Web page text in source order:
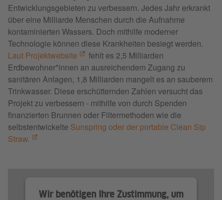
Entwicklungsgebieten zu verbessern. Jedes Jahr erkrankt
über eine Milliarde Menschen durch die Aufnahme
kontaminierten Wassers. Doch mithilfe moderner
Technologie können diese Krankheiten besiegt werden.
Laut Projektwebsite
fehlt es 2,5 Milliarden
Erdbewohner*innen an ausreichendem Zugang zu
sanitären Anlagen, 1,8 Milliarden mangelt es an sauberem
Trinkwasser. Diese erschütternden Zahlen versucht das
Projekt zu verbessern - mithilfe von durch Spenden
finanzierten Brunnen oder Filtermethoden wie die
selbstentwickelte Sunspring oder der portable Clean Sip
Straw.
Wir benötigen Ihre Zustimmung, um